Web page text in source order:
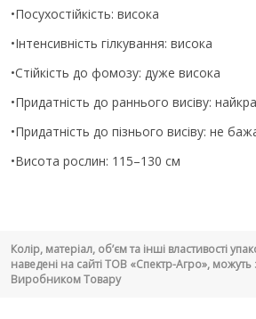
•Посухостійкість: висока
•Інтенсивність гілкування: висока
•Стійкість до фомозу: дуже висока
•Придатність до раннього висіву:
•Придатність до пізнього висіву: не
•Висота рослин: 115–130 см
Колір, матеріал, об’єм та інші властивості
наведені на сайті ТОВ «Спектр-Агро», можуть
Виробником Товару